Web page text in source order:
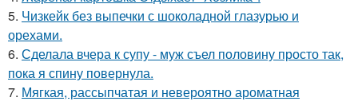
5. Чизкейк без выпечки с шоколадной глазурью и
орехами.
6. Сделала вчера к супу - муж съел половину просто так,
пока я спину повернула.
7. Мягкая, рассыпчатая и невероятно ароматная